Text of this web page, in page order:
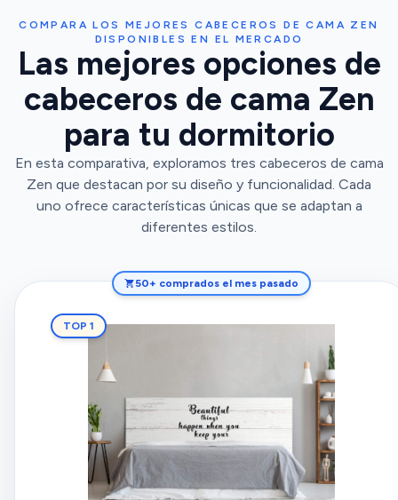
COMPARA LOS MEJORES CABECEROS DE CAMA ZEN
DISPONIBLES EN EL MERCADO
Las mejores opciones de
cabeceros de cama Zen
para tu dormitorio
En esta comparativa, exploramos tres cabeceros de cama
Zen que destacan por su diseño y funcionalidad. Cada
uno ofrece características únicas que se adaptan a
diferentes estilos.
50+ comprados el mes pasado
TOP 1